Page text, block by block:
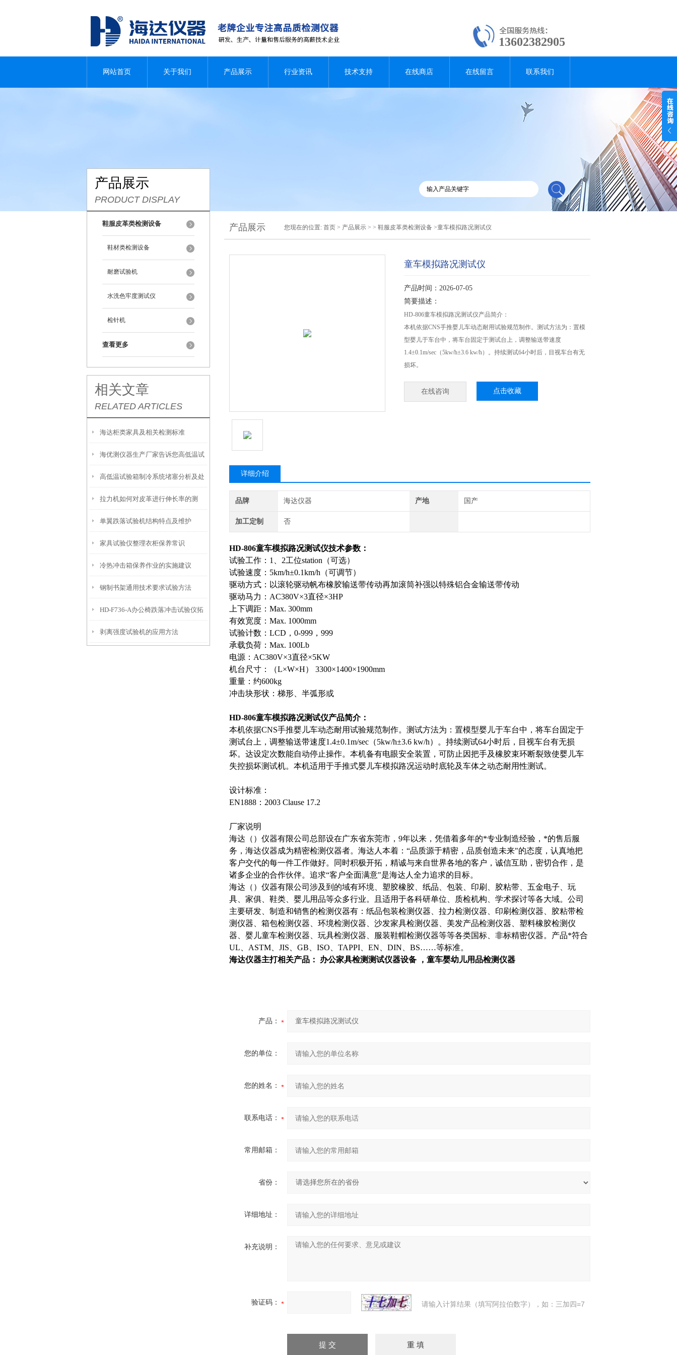
13602382905
网站首页 关于我们 产品展示 行业资讯 技术支持 在线商店 在线留言 联系我们
产品展示
PRODUCT DISPLAY
鞋服皮革类检测设备
鞋材类检测设备
耐磨试验机
水洗色牢度测试仪
检针机
查看更多
相关文章
RELATED ARTICLES
海达柜类家具及相关检测标准
海优测仪器生产厂家告诉您高低温试
验箱如何维护和保养？
高低温试验箱制冷系统堵塞分析及处
理
拉力机如何对皮革进行伸长率的测
试？
单翼跌落试验机结构特点及维护
家具试验仪整理衣柜保养常识
冷热冲击箱保养作业的实施建议
钢制书架通用技术要求试验方法
HD-F736-A办公椅跌落冲击试验仪拓
展知识
剥离强度试验机的应用方法
产品展示 您现在的位置: 首页 > 产品展示 > > 鞋服皮革类检测设备 >童车模拟路况测试仪
童车模拟路况测试仪
产品时间：2026-07-05
简要描述：
HD-806童车模拟路况测试仪产品简介：
本机依据CNS手推婴儿车动态耐用试验规范制作。测试方法为：置模
型婴儿于车台中，将车台固定于测试台上，调整输送带速度
1.4±0.1m/sec（5kw/h±3.6 kw/h）。持续测试64小时后，目视车台有无
损坏。
在线咨询 点击收藏
详细介绍
品牌 海达仪器 产地 国产
加工定制 否
HD-806童车模拟路况测试仪技术参数：
试验工作：1、2工位station（可选）
试验速度：5km/h±0.1km/h（可调节）
驱动方式：以滚轮驱动帆布橡胶输送带传动再加滚筒补强以特殊铝合金输送带传动
驱动马力：AC380V×3直径×3HP
上下调距：Max. 300mm
有效宽度：Max. 1000mm
试验计数：LCD，0-999，999
承载负荷：Max. 100Lb
电源：AC380V×3直径×5KW
机台尺寸：（L×W×H） 3300×1400×1900mm
重量：约600kg
冲击块形状：梯形、半弧形或
HD-806童车模拟路况测试仪产品简介：
本机依据CNS手推婴儿车动态耐用试验规范制作。测试方法为：置模型婴儿于车台中，将车台固定于
测试台上，调整输送带速度1.4±0.1m/sec（5kw/h±3.6 kw/h）。持续测试64小时后，目视车台有无损
坏。达设定次数能自动停止操作。本机备有电眼安全装置，可防止因把手及橡胶束环断裂致使婴儿车
失控损坏测试机。本机适用于手推式婴儿车模拟路况运动时底轮及车体之动态耐用性测试。
设计标准：
EN1888 ：2003 Clause 17.2
厂家说明
海达（）仪器有限公司总部设在广东省东莞市，9年以来，凭借着多年的*专业制造经验，*的售后服
务，海达仪器成为精密检测仪器者。海达人本着：“品质源于精密，品质创造未来"的态度，认真地把
客户交代的每一件工作做好。同时积极开拓，精诚与来自世界各地的客户，诚信互助，密切合作，是
诸多企业的合作伙伴。追求“客户全面满意"是海达人全力追求的目标。
海达（）仪器有限公司涉及到的域有环境、塑胶橡胶、纸品、包装、印刷、胶粘带、五金电子、玩
具、家俱、鞋类、婴儿用品等众多行业。且适用于各科研单位、质检机构、学术探讨等各大域。公司
主要研发、制造和销售的检测仪器有：纸品包装检测仪器、拉力检测仪器、印刷检测仪器、胶粘带检
测仪器、箱包检测仪器、环境检测仪器、沙发家具检测仪器、美发产品检测仪器、塑料橡胶检测仪
器、婴儿童车检测仪器、玩具检测仪器、服装鞋帽检测仪器等等各类国标、非标精密仪器。产品*符合
UL、ASTM、JIS、GB、ISO、TAPPI、EN、DIN、BS……等标准。
海达仪器主打相关产品：
办公家具检测测试仪器设备 ， 童车婴幼儿用品检测仪器
产品：
您的单位：
您的姓名：
联系电话：
常用邮箱：
省份：
详细地址：
补充说明：
验证码： 请输入计算结果（填写阿拉伯数字），如：三加四=7